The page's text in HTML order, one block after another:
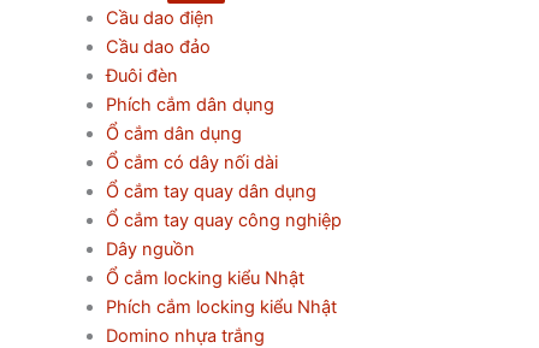
Cầu dao điện
Cầu dao đảo
Đuôi đèn
Phích cắm dân dụng
Ổ cắm dân dụng
Ổ cắm có dây nối dài
Ổ cắm tay quay dân dụng
Ổ cắm tay quay công nghiệp
Dây nguồn
Ổ cắm locking kiểu Nhật
Phích cắm locking kiểu Nhật
Domino nhựa trắng